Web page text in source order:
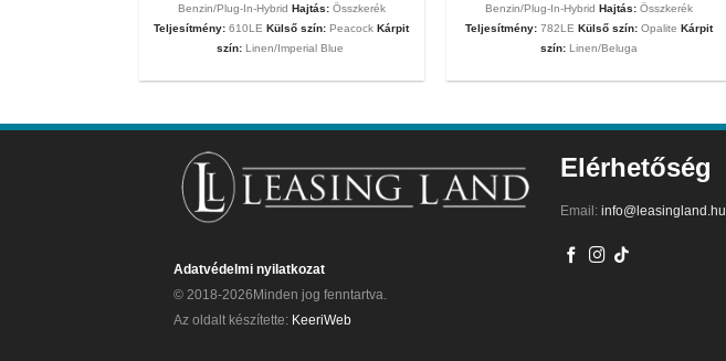
Benzin/Plug-In-Hybrid Hajtás:Összkerék
Teljesítmény: 610LE Külső szín:PeacockKárpit
szín:Linen/Imperial Blue
Benzin/Plug-In-Hybrid Hajtás:Összkerék
Teljesítmény:782LE Külső szín: Opalite Kárpit
szín:Linen/Beluga
Adatvédelmi nyilatkozat
© 2018-2026Minden jog fenntartva.
Az oldalt készítette: KeeriWeb
Elérhetőség
Email: info@leasingland.hu